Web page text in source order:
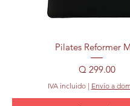
Pilates Reformer
Precio
Q 299.00
IVA incluido| Envío a